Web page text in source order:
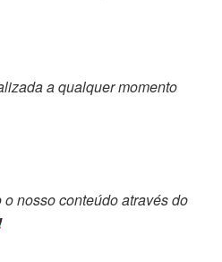
a qualquer momento
nosso conteúdo através do